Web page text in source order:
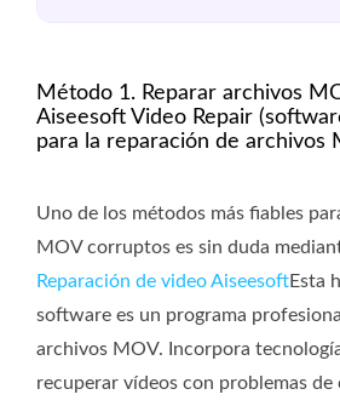
Método 1. Reparar archivos
Aiseesoft Video Repair
para la reparación de archivos
Uno de los métodos más fiables
MOV corruptos es sin duda
Reparación de video AiseesoftEsta
software es un programa
archivos MOV. Incorpora
recuperar vídeos con problemas